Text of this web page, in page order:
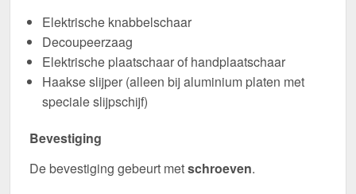
Elektrische knabbelschaar
Decoupeerzaag
Elektrische plaatschaar of handplaatschaar
Haakse slijper (alleen bij aluminium platen met
speciale slijpschijf)
Bevestiging
De bevestiging gebeurt metschroeven.